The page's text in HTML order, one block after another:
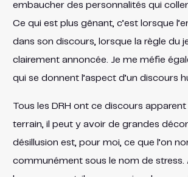
embaucher des personnalités qui
Ce qui est plus gênant, c’est lorsque
dans son discours, lorsque la règle du
clairement annoncée. Je me méfie
qui se donnent l’aspect d’un discours
Tous les DRH ont ce discours apparent
terrain, il peut y avoir de grandes
désillusion est, pour moi, ce que l’on
communément sous le nom de stress.